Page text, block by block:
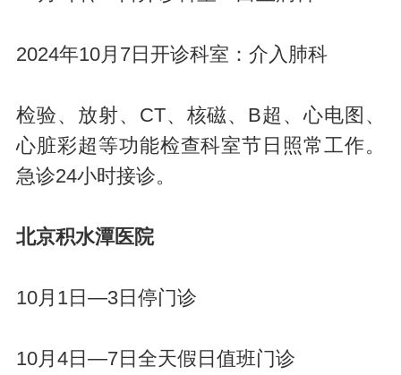
2024年10月7日开诊科室：介入肺科
检验、放射、CT、核磁、B超、心电图、
心脏彩超等功能检查科室节日照常工作。
急诊24小时接诊。
北京积水潭医院
10月1日—3日停门诊
10月4日—7日全天假日值班门诊